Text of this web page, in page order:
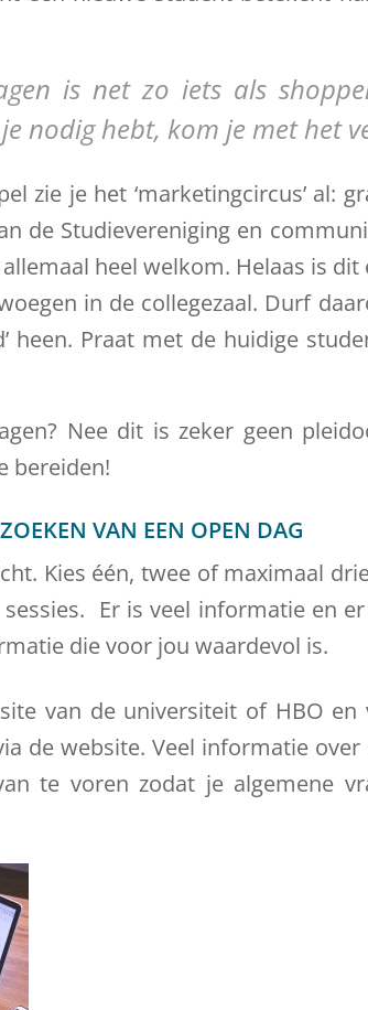
is net zo iets als
nodig hebt, kom je met het
zie je het ‘marketingcircus’ al:
de Studievereniging en
heel welkom. Helaas is dit
in de collegezaal. Durf
heen. Praat met de huidige
Nee dit is zeker geen
bereiden!
VAN EEN OPEN DAG
Kies één, twee of maximaal
Er is veel informatie en
die voor jou waardevol is.
van de universiteit of HBO en
de website. Veel informatie
te voren zodat je algemene